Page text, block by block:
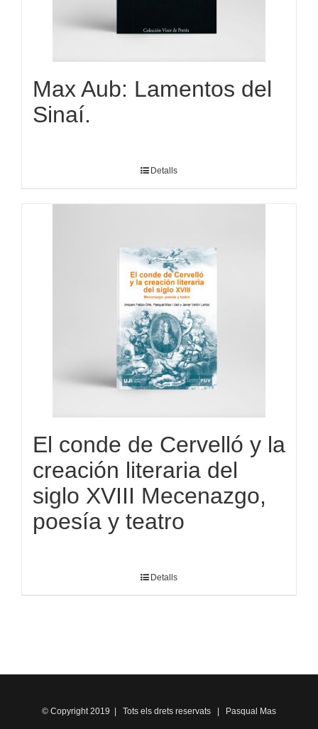
Max Aub: Lamentos del
Sinaí.
Detalls
El conde de Cervelló y la
creación literaria del
siglo XVIII Mecenazgo,
poesía y teatro
Detalls
© Copyright 2019 | Tots els drets reservats | Pasqual Mas